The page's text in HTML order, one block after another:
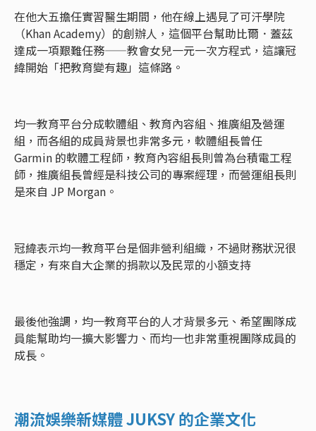
在他大五擔任實習醫生期間，他在線上遇見了可汗學院
（Khan Academy）的創辦人，這個平台幫助比爾．蓋茲
達成一項艱難任務——教會女兒一元一次方程式，這讓冠
緯開始「把教育變有趣」這條路。
均一教育平台分成軟體組、教育內容組、推廣組及營運
組，而各組的成員背景也非常多元，軟體組長曾任
Garmin 的軟體工程師，教育內容組長則曾為台積電工程
師，推廣組長曾經是科技公司的專案經理，而營運組長則
是來自 JP Morgan。
冠緯表示均一教育平台是個非營利組織，不過財務狀況很
穩定，有來自大企業的捐款以及民眾的小額支持
最後他強調，均一教育平台的人才背景多元、希望團隊成
員能幫助均一擴大影響力、而均一也非常重視團隊成員的
成長。
潮流娛樂新媒體 JUKSY 的企業文化